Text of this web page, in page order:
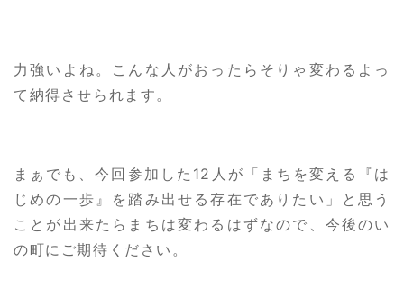
力強いよね。こんな人がおったらそりゃ変わるよっ
て納得させられます。
まぁでも、今回参加した12人が「まちを変える『は
じめの一歩』を踏み出せる存在でありたい」と思う
ことが出来たらまちは変わるはずなので、今後のい
の町にご期待ください。